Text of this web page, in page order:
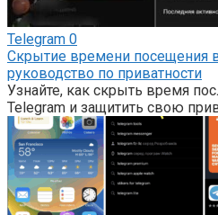
Telegram 0
Скрытие времени посещения
руководство по приватности
Узнайте, как скрыть время
Telegram и защитить свою